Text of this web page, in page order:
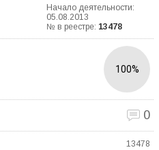
Начало деятельности:
05.08.2013
№ в реестре: 13478
100%
0
13478